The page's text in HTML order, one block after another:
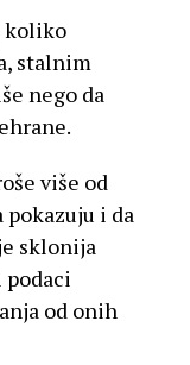
koliko
stalnim
nego da
više od
i da
sklonija
podaci
od onih